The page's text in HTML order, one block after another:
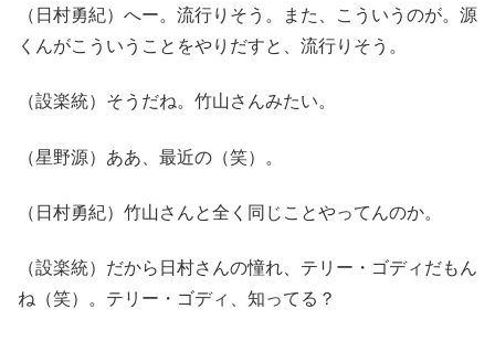
（日村勇紀）へー。流行りそう。また、こういうのが。源
くんがこういうことをやりだすと、流行りそう。
（設楽統）そうだね。竹山さんみたい。
（星野源）ああ、最近の（笑）。
（日村勇紀）竹山さんと全く同じことやってんのか。
（設楽統）だから日村さんの憧れ、テリー・ゴディだもん
ね（笑）。テリー・ゴディ、知ってる？